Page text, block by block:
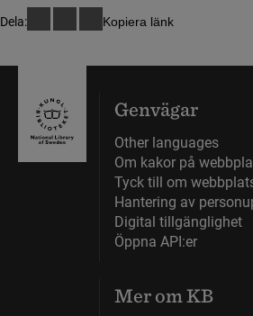
Dela: Kopiera länk
Genvägar
Other languages
Om kakor på
Tyck till om
Hantering av
Digital tillgänglighet
Öppna API:er
Mer om KB